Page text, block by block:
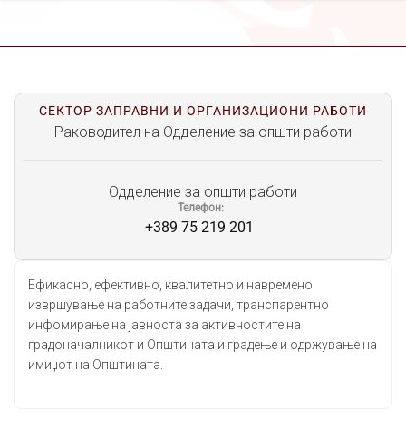
СЕКТОР ЗАПРАВНИ И ОРГАНИЗАЦИОНИ РАБОТИ
Раководител на Одделение за општи работи
Одделение за општи работи
Телефон
+389 75 219 201
Ефикасно, ефективно, квалитетно и навремено
извршување на работните задачи, транспарентно
инфомирање на јавноста за активностите на
градоначалникот и Општината и градење и одржување на
имиџот на Општината.